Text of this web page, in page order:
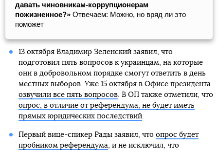
давать чиновникам-коррупционерам
пожизненное?» Отвечаем: Можно, но вряд ли это
поможет
13 октября Владимир Зеленский заявил, что
подготовил пять вопросов к украинцам, на которые
они в добровольном порядке смогут ответить в день
местных выборов. Уже 15 октября в Офисе президента
озвучили все пять вопросов. В ОП также отметили, что
опрос, в отличие от референдума, не будет иметь
прямых юридических последствий.
Первый вице-спикер Рады заявил, что опрос будет
пробником референдума, и не исключил, что